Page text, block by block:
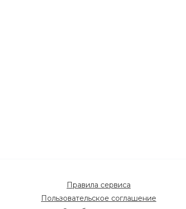
Правила сервиса
Пользовательское соглашение